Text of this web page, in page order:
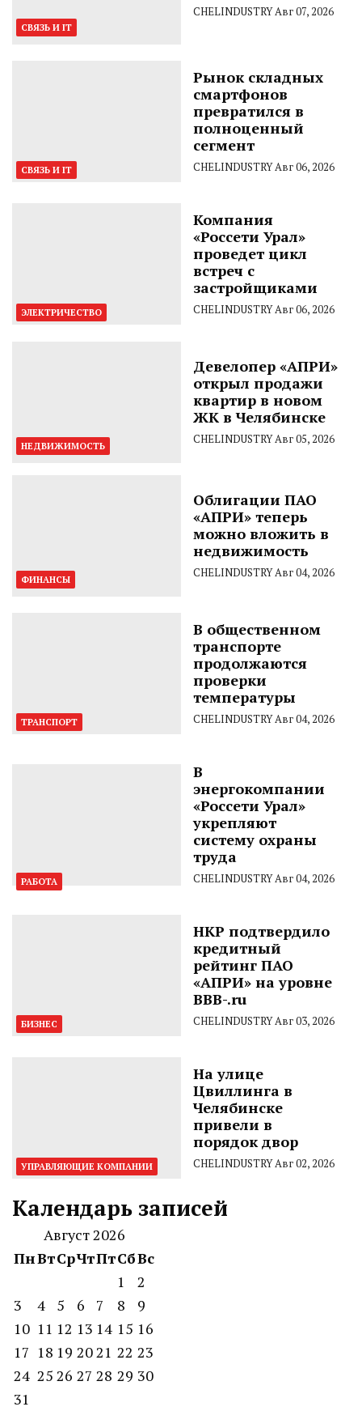
СВЯЗЬ И IT
CHELINDUSTRYАвг 07, 2026
СВЯЗЬ И IT
Рынок складных
смартфонов
превратился в
полноценный
сегмент
CHELINDUSTRYАвг 06, 2026
ЭЛЕКТРИЧЕСТВО
Компания
«Россети Урал»
проведет цикл
встреч с
застройщиками
CHELINDUSTRYАвг 06, 2026
НЕДВИЖИМОСТЬ
Девелопер «АПРИ»
открыл продажи
квартир в новом
ЖК в Челябинске
CHELINDUSTRYАвг 05, 2026
ФИНАНСЫ
Облигации ПАО
«АПРИ» теперь
можно вложить в
недвижимость
CHELINDUSTRYАвг 04, 2026
ТРАНСПОРТ
В общественном
транспорте
продолжаются
проверки
температуры
CHELINDUSTRYАвг 04, 2026
РАБОТА
В
энергокомпании
«Россети Урал»
укрепляют
систему охраны
труда
CHELINDUSTRYАвг 04, 2026
БИЗНЕС
НКР подтвердило
кредитный
рейтинг ПАО
«АПРИ» на уровне
BBB-.ru
CHELINDUSTRYАвг 03, 2026
УПРАВЛЯЮЩИЕ КОМПАНИИ
На улице
Цвиллинга в
Челябинске
привели в
порядок двор
CHELINDUSTRYАвг 02, 2026
Календарь записей
Август 2026
ПнВтСрЧтПтСбВс
1
2
3
4 5 6 7 8
9
10 11 12 13 14 15 16
17 18 19 2021 22 23
24 25 26 27 28 29 30
31